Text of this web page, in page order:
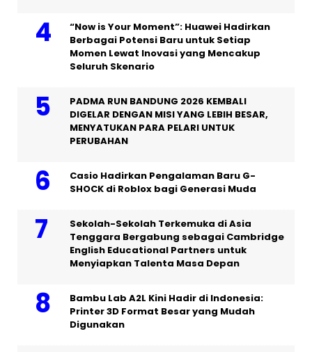
“Now is Your Moment”: Huawei Hadirkan
Berbagai Potensi Baru untuk Setiap
Momen Lewat Inovasi yang Mencakup
Seluruh Skenario
PADMA RUN BANDUNG 2026 KEMBALI
DIGELAR DENGAN MISI YANG LEBIH BESAR,
MENYATUKAN PARA PELARI UNTUK
PERUBAHAN
Casio Hadirkan Pengalaman Baru G-
SHOCK di Roblox bagi Generasi Muda
Sekolah-Sekolah Terkemuka di Asia
Tenggara Bergabung sebagai Cambridge
English Educational Partners untuk
Menyiapkan Talenta Masa Depan
Bambu Lab A2L Kini Hadir di Indonesia:
Printer 3D Format Besar yang Mudah
Digunakan